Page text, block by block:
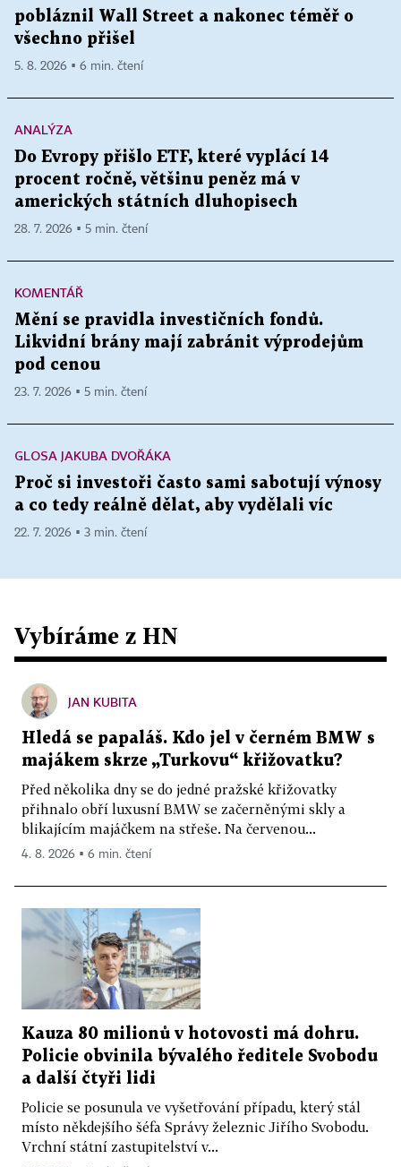
pobláznil Wall Street a nakonec téměř o
všechno přišel
5. 8. 2026 ▪ 6 min. čtení
ANALÝZA
Do Evropy přišlo ETF, které vyplácí 14
procent ročně, většinu peněz má v
amerických státních dluhopisech
28. 7. 2026 ▪ 5 min. čtení
KOMENTÁŘ
Mění se pravidla investičních fondů.
Likvidní brány mají zabránit výprodejům
pod cenou
23. 7. 2026 ▪ 5 min. čtení
GLOSA JAKUBA DVOŘÁKA
Proč si investoři často sami sabotují výnosy
a co tedy reálně dělat, aby vydělali víc
22. 7. 2026 ▪ 3 min. čtení
Vybíráme z HN
JAN KUBITA
Hledá se papaláš. Kdo jel v černém BMW s
majákem skrze „Turkovu“ křižovatku?
Před několika dny se do jedné pražské křižovatky
přihnalo obří luxusní BMW se začerněnými skly a
blikajícím majáčkem na střeše. Na červenou...
4. 8. 2026 ▪ 6 min. čtení
Kauza 80 milionů v hotovosti má dohru.
Policie obvinila bývalého ředitele Svobodu
a další čtyři lidi
Policie se posunula ve vyšetřování případu, který stál
místo někdejšího šéfa Správy železnic Jiřího Svobodu.
Vrchní státní zastupitelství v...